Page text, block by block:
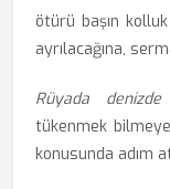
ötürü başın
ayrılacağına,
Rüyada
tükenmek
konusunda adım